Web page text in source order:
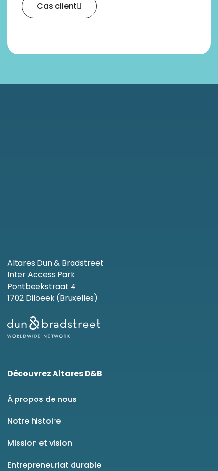
Cas client
Altares Dun & Bradstreet
Inter Access Park
Pontbeekstraat 4
1702 Dilbeek (Bruxelles)
Découvrez Altares D&B
À propos de nous
Notre histoire
Mission et vision
Entrepreneuriat durable